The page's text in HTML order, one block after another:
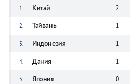
Прочие
1. Китай 2
2. Тайвань 1
3. Индонезия 1
4. Дания 1
5. Япония 0
Прочие